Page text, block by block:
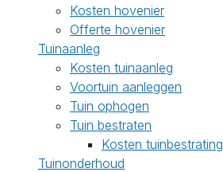
Kosten hovenier
Offerte hovenier
Tuinaanleg
Kosten tuinaanleg
Voortuin aanleggen
Tuin ophogen
Tuin bestraten
Kosten tuinbestrating
Tuinonderhoud